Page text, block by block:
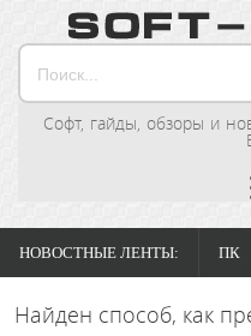
Софт, гайды, обзоры и
НОВОСТНЫЕ ЛЕНТЫ: ПК
Найден способ, как